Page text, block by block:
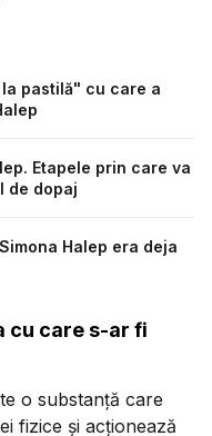
pastilă" cu care a
Etapele prin care va
de dopaj
Halep era deja
cu care s-ar fi
o substanță care
fizice şi acționează